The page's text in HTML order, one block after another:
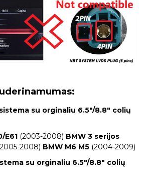
su orginaliu 6.5″/8.8″ colių
E61 (2003-2008) BMW 3 serijos
2008) BMW M6 M5 (2004-2009)
su orginaliu 6.5″/8.8″ colių